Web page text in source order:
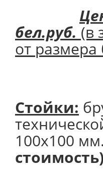
бел.руб. (в
от размера
Стойки:
100х100 мм.